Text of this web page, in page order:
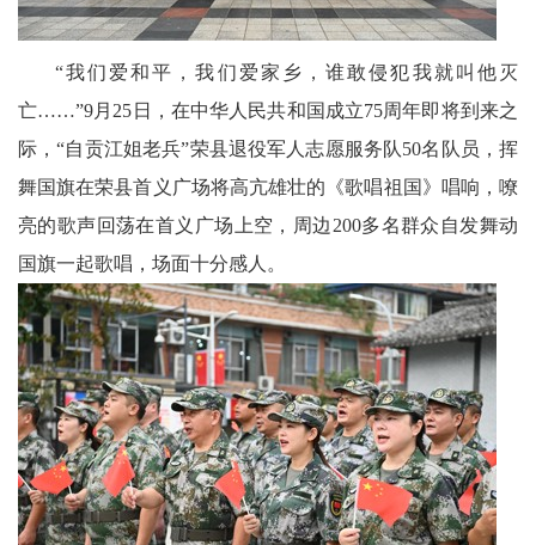
龄
讯
关
工
消
息
天
府
法
“我们爱和平，我们爱家乡，谁敢侵犯我就叫他灭
亡……”9月25日，在中华人民共和国成立75周年即将到来之
际，“自贡江姐老兵”荣县退役军人志愿服务队50名队员，挥
舞国旗在荣县首义广场将高亢雄壮的《歌唱祖国》唱响，嘹
亮的歌声回荡在首义广场上空，周边200多名群众自发舞动
国旗一起歌唱，场面十分感人。